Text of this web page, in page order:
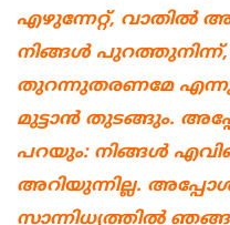
എഴുന്നേറ്റ്, വാതില്‍
നിങ്ങള്‍
തുറന്നുതരണമേ
മുട്ടാന്‍ തുടങ്ങും.
പറയും: നിങ്ങള്‍
അറിയുന്നില്ല.
സാന്നിധ്യത്തില്‍